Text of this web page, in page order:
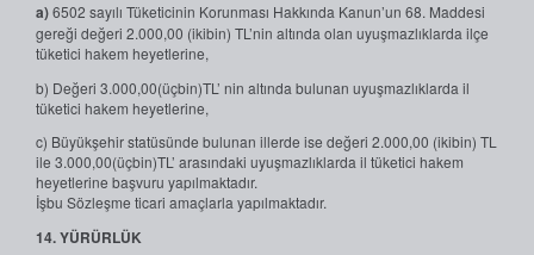
a)6502 sayılı Tüketicinin Korunması Hakkında Kanun’un 68. Maddesi
gereği değeri 2.000,00 (ikibin) TL’nin altında olan uyuşmazlıklarda ilçe
tüketici hakem heyetlerine,
b) Değeri 3.000,00(üçbin)TL’ nin altında bulunan uyuşmazlıklarda il
tüketici hakem heyetlerine,
c) Büyükşehir statüsünde bulunan illerde ise değeri 2.000,00 (ikibin) TL
ile 3.000,00(üçbin)TL’ arasındaki uyuşmazlıklarda il tüketici hakem
heyetlerine başvuru yapılmaktadır.
İşbu Sözleşme ticari amaçlarla yapılmaktadır.
14. YÜRÜRLÜK